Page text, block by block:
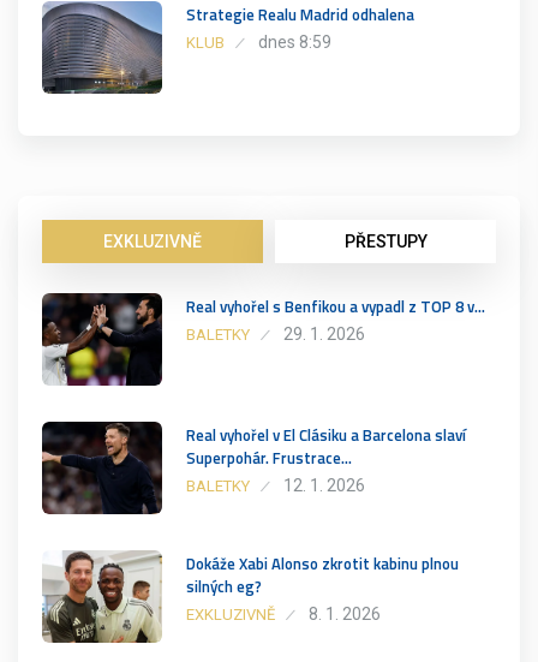
Strategie Realu Madrid odhalena
KLUB dnes 8:59
EXKLUZIVNĚ PŘESTUPY
Real vyhořel s Benfikou a vypadl z TOP 8 v…
BALETKY 29. 1. 2026
Real vyhořel v El Clásiku a Barcelona slaví
Superpohár. Frustrace…
BALETKY 12. 1. 2026
Dokáže Xabi Alonso zkrotit kabinu plnou
silných eg?
EXKLUZIVNĚ 8. 1. 2026